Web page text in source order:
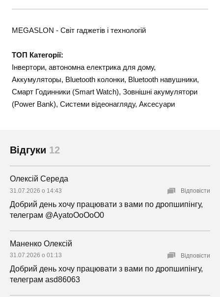
MEGASLON - Світ гаджетів і технологій
ТОП Категорії:
Інвертори, автономна електрика для дому,
Аккумуляторы, Bluetooth колонки, Bluetooth навушники,
Смарт Годинники (Smart Watch), Зовнішні акумулятори
(Power Bank), Системи відеонагляду, Аксесуари
Відгуки 12
Олексій Середа
31.07.2026 о 14:43
Добрий день хочу працювати з вами по дропшипінгу,
телеграм @AyatoOoOoO0
Відповісти
Маненко Олексій
31.07.2026 о 01:13
Добрий день хочу працювати з вами по дропшипінгу,
телеграм asd86063
Відповісти